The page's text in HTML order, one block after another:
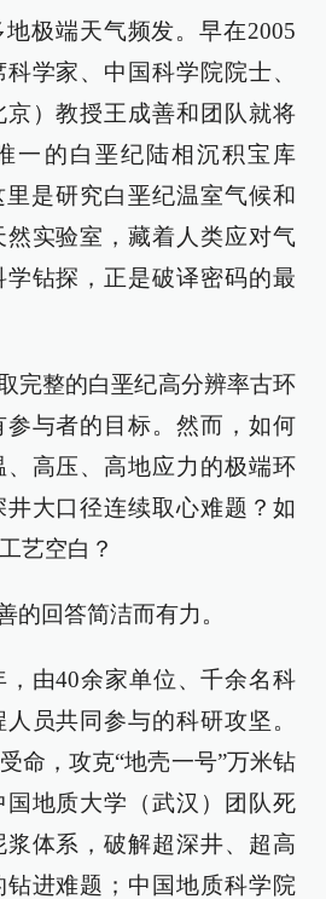
极端天气频发。早在2005
学家、中国科学院院士、
）教授王成善和团队就将
一的白垩纪陆相沉积宝库
是研究白垩纪温室气候和
实验室，藏着人类应对气
钻探，正是破译密码的最
完整的白垩纪高分辨率古环
与者的目标。然而，如何
高压、高地应力的极端环
大口径连续取心难题？如
艺空白？
的回答简洁而有力。
，由40余家单位、千余名科
员共同参与的科研攻坚。
命，攻克“地壳一号”万米钻
地质大学（武汉）团队死
体系，破解超深井、超高
进难题；中国地质科学院